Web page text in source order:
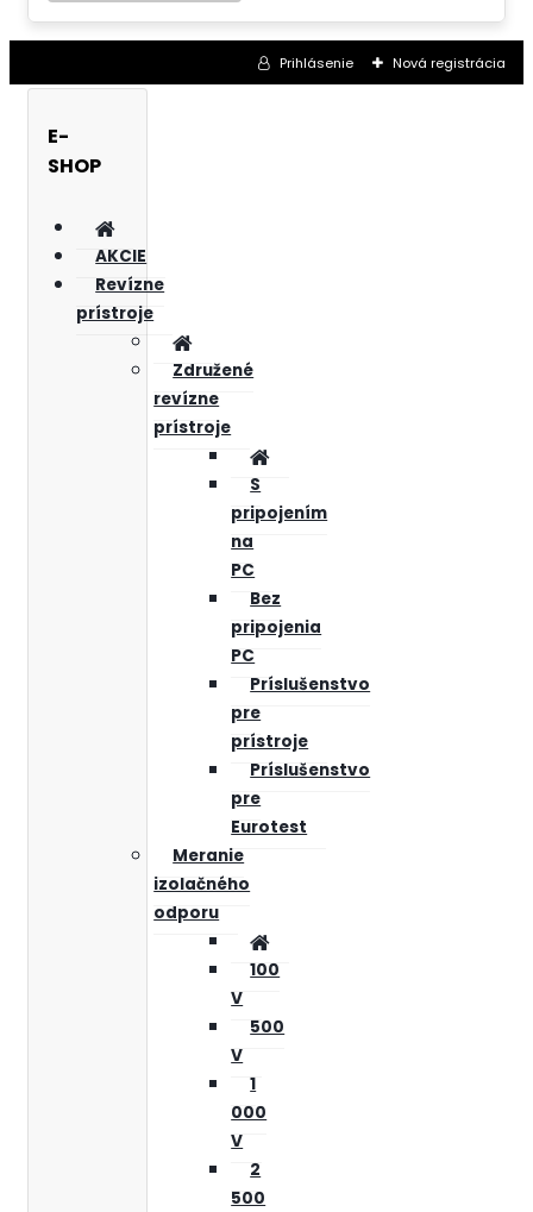
Prihlásenie Nová registrácia
E-
SHOP
AKCIE
Revízne
prístroje
Združené
revízne
prístroje
S
pripojením
na
PC
Bez
pripojenia
PC
Príslušenstvo
pre
prístroje
Príslušenstvo
pre
Eurotest
Meranie
izolačného
odporu
100
V
500
V
1
000
V
2
500